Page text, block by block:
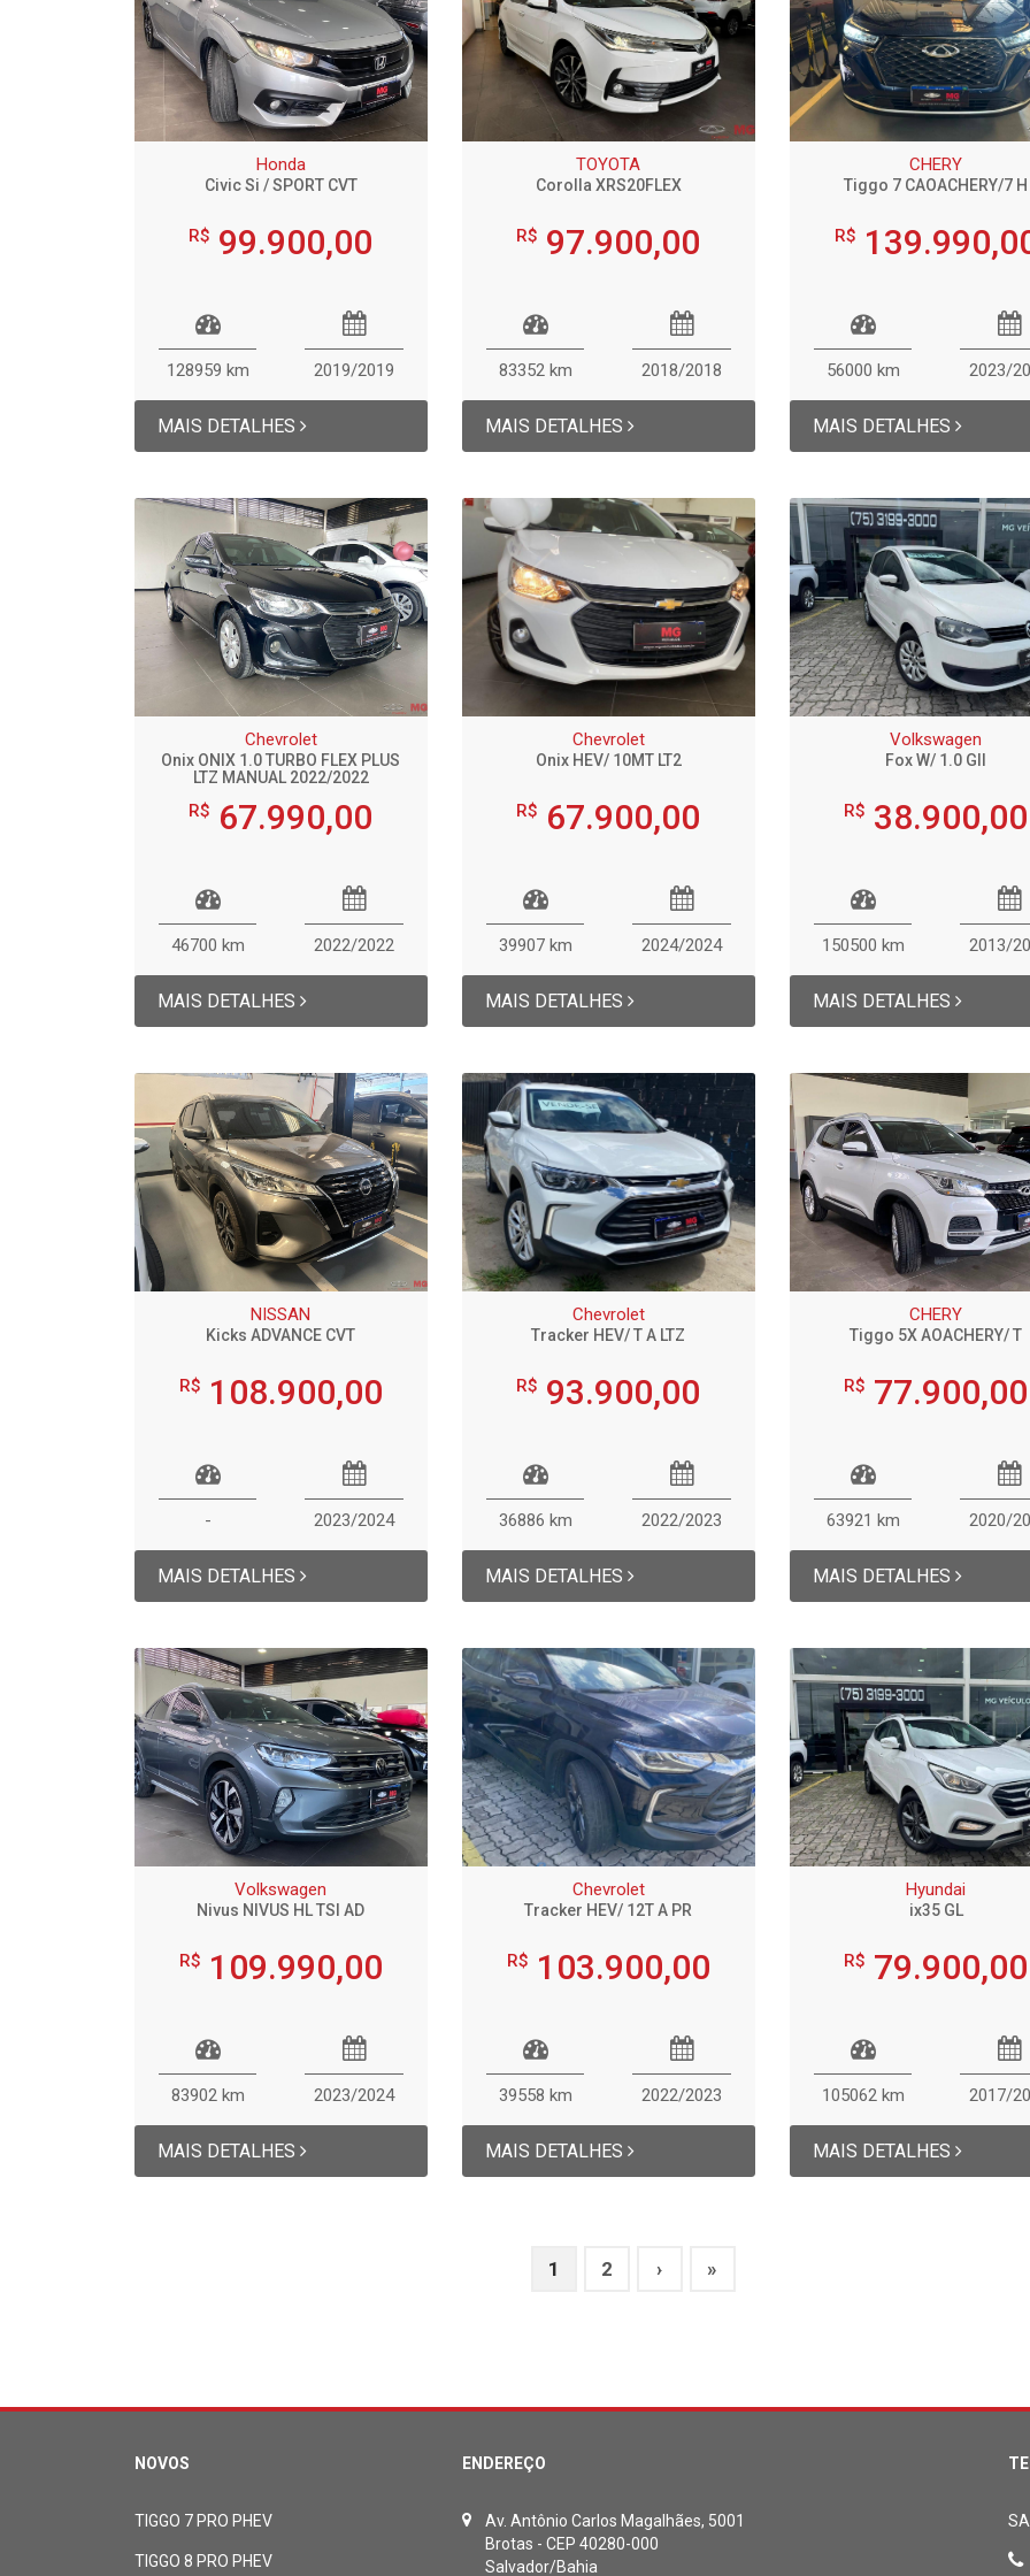
Novo Tiggo 8 Pro
TIGGO 7 PRO
HYBRID MAX DRIVE
TIGGO 7 PRO MAX
DRIVE
TIGGO 7 SPORT
Honda
Civic Si / SPORT CVT
R$ 99.900,00
128959 km 2019/2019
MAIS DETALHES
TOYOTA
Corolla XRS20FLEX
R$ 97.900,00
83352 km 2018/2018
MAIS DETALHES
CHERY
Tiggo 7 CAOACHERY/7 H
R$
56000 km 2023/
MAIS DETALHES
Chevrolet
Onix ONIX 1.0 TURBO FLEX PLUS
LTZ MANUAL 2022/2022
R$ 67.990,00
46700 km 2022/2022
MAIS DETALHES
Chevrolet
Onix HEV/ 10MT LT2
R$ 67.900,00
39907 km 2024/2024
MAIS DETALHES
Volkswagen
Fox W/ 1.0 GII
R$ 38.900,00
150500 km 2013/
MAIS DETALHES
NISSAN
Kicks ADVANCE CVT
R$ 108.900,00
- 2023/2024
MAIS DETALHES
Chevrolet
Tracker HEV/ T A LTZ
R$ 93.900,00
36886 km 2022/2023
MAIS DETALHES
CHERY
Tiggo 5X AOACHERY/ T
R$ 77.900,00
63921 km 2020/
MAIS DETALHES
Volkswagen
Nivus NIVUS HL TSI AD
R$ 109.990,00
83902 km 2023/2024
MAIS DETALHES
Chevrolet
Tracker HEV/ 12T A PR
R$ 103.900,00
39558 km 2022/2023
MAIS DETALHES
Hyundai
ix35 GL
R$ 79.900,00
105062 km 2017/
MAIS DETALHES
1 2 › »
NOVOS
TIGGO 7 PRO PHEV
TIGGO 8 PRO PHEV
ENDEREÇO
Av. Antônio Carlos Magalhães, 5001
Brotas - CEP 40280-000
Salvador/Bahia